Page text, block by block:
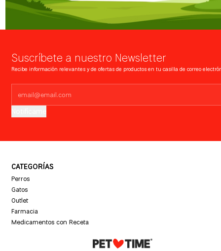
Suscríbete a nuestro Newsletter
Recibe información relevantes y de ofertas de productos en tu casilla de correo
CATEGORÍAS
Perros
Gatos
Outlet
Farmacia
Medicamentos con Receta